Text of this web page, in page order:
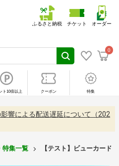
0
ふるさと納税 チケット オーダー
ト10倍以上 クーポン 特集
響による配送遅延について（202
特集一覧 【テスト】ビューカード